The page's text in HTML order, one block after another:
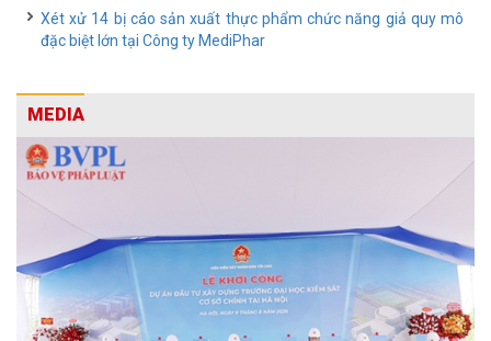
Xét xử 14 bị cáo sản xuất thực phẩm chức năng giả quy mô
đặc biệt lớn tại Công ty MediPhar
MEDIA